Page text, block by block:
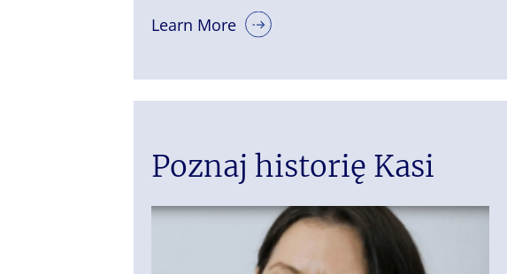
Learn More
Poznaj historię Kasi